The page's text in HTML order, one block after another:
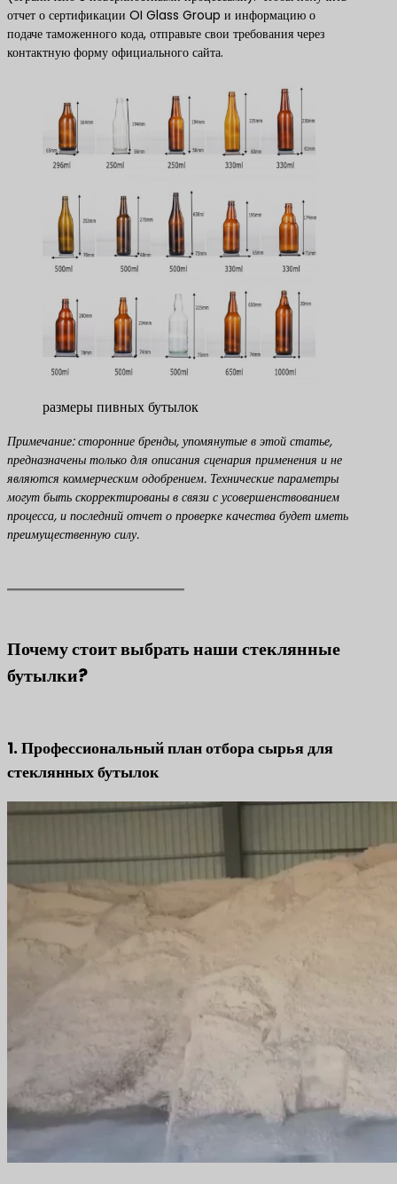
отчет о сертификации OI Glass Group и информацию о
подаче таможенного кода, отправьте свои требования через
контактную форму официального сайта.
размеры пивных бутылок
Примечание: сторонние бренды, упомянутые в этой статье,
предназначены только для описания сценария применения и не
являются коммерческим одобрением. Технические параметры
могут быть скорректированы в связи с усовершенствованием
процесса, и последний отчет о проверке качества будет иметь
преимущественную силу.
Почему стоит выбрать наши стеклянные
бутылки?
1. Профессиональный план отбора сырья для
стеклянных бутылок